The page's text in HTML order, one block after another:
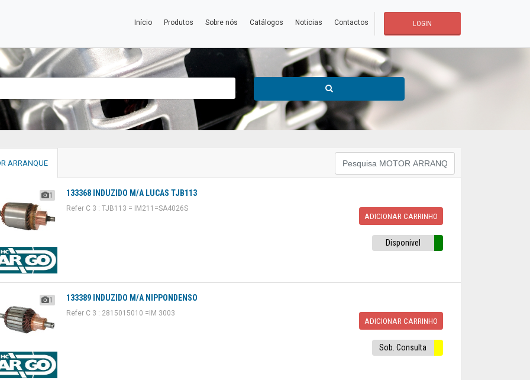
Início Produtos Sobre nós Catálogos Noticias Contactos LOGIN
ARRANQUE
1 133368 INDUZIDO M/A LUCAS TJB113
Refer C 3 : TJB113 = IM211=SA4026S
ADICIONAR CARRINHO
Disponivel
1 133389 INDUZIDO M/A NIPPONDENSO
Refer C 3 : 2815015010 =IM 3003
ADICIONAR CARRINHO
Sob. Consulta